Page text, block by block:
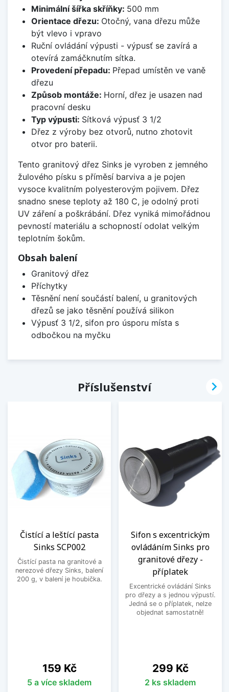
Minimální šířka skříňky: 500 mm
Orientace dřezu: Otočný, vana dřezu může
být vlevo i vpravo
Ruční ovládání výpusti - výpusť se zavírá a
otevírá zamáčknutím sítka.
Provedení přepadu: Přepad umístěn ve vaně
dřezu
Způsob montáže: Horní, dřez je usazen nad
pracovní desku
Typ výpusti: Sítková výpusť 3 1/2
Dřez z výroby bez otvorů, nutno zhotovit
otvor pro baterii.
Tento granitový dřez Sinks je vyroben z jemného
žulového písku s příměsí barviva a je pojen
vysoce kvalitním polyesterovým pojivem. Dřez
snadno snese teploty až 180 C, je odolný proti
UV záření a poškrábání. Dřez vyniká mimořádnou
pevností materiálu a schopností odolat velkým
teplotním šokům.
Obsah balení
Granitový dřez
Příchytky
Těsnění není součástí balení, u granitových
dřezů se jako těsnění používá silikon
Výpusť 3 1/2, sifon pro úsporu místa s
odbočkou na myčku
Příslušenství
Čistící a leštící pasta
Sinks SCP002
Čistící pasta na granitové a
nerezové dřezy Sinks, balení
200 g, v balení je houbička.
Cena
159 Kč
5 a více skladem
Sifon s excentrickým
ovládáním Sinks pro
granitové dřezy -
příplatek
Excentrické ovládání Sinks
pro dřezy a s jednou výpustí.
Jedná se o příplatek, nelze
objednat samostatně!
Cena
299 Kč
2 ks skladem
